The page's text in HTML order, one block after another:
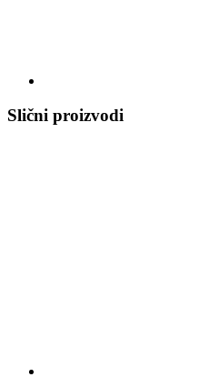
Slični proizvodi